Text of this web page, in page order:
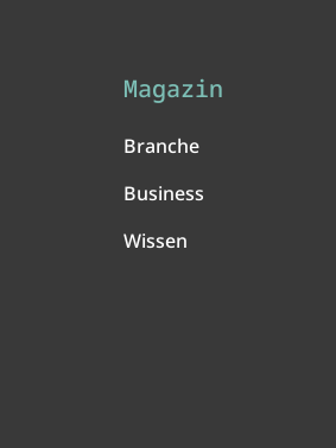
Magazin
Branche
Business
Wissen